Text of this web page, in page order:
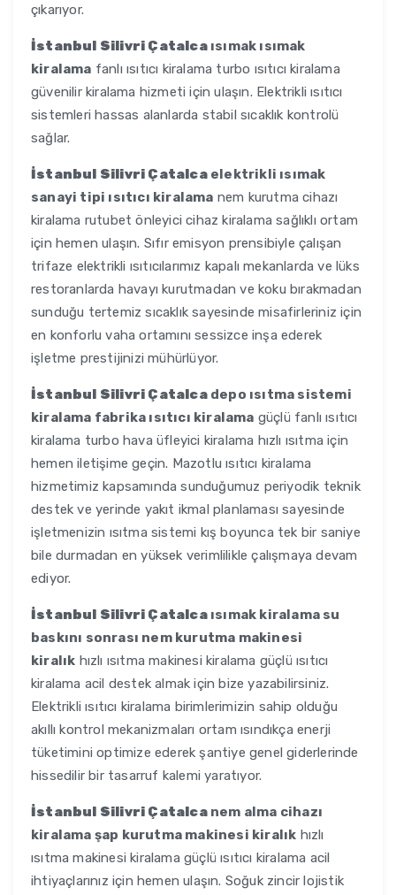
çıkarıyor.
İstanbul Silivri Çatalcaısımak ısımak
kiralama fanlı ısıtıcı kiralama turbo ısıtıcı kiralama
güvenilir kiralama hizmeti için ulaşın. Elektrikli ısıtıcı
sistemleri hassas alanlarda stabil sıcaklık kontrolü
sağlar.
İstanbul Silivri Çatalcaelektrikli ısımak
sanayi tipi ısıtıcı kiralama nem kurutma cihazı
kiralama rutubet önleyici cihaz kiralama sağlıklı ortam
için hemen ulaşın. Sıfır emisyon prensibiyle çalışan
trifaze elektrikli ısıtıcılarımız kapalı mekanlarda ve lüks
restoranlarda havayı kurutmadan ve koku bırakmadan
sunduğu tertemiz sıcaklık sayesinde misafirleriniz için
en konforlu vaha ortamını sessizce inşa ederek
işletme prestijinizi mühürlüyor.
İstanbul Silivri Çatalcadepo ısıtma sistemi
kiralama fabrika ısıtıcı kiralama güçlü fanlı ısıtıcı
kiralama turbo hava üfleyici kiralama hızlı ısıtma için
hemen iletişime geçin. Mazotlu ısıtıcı kiralama
hizmetimiz kapsamında sunduğumuz periyodik teknik
destek ve yerinde yakıt ikmal planlaması sayesinde
işletmenizin ısıtma sistemi kış boyunca tek bir saniye
bile durmadan en yüksek verimlilikle çalışmaya devam
ediyor.
İstanbul Silivri Çatalcaısımak kiralama su
baskını sonrası nem kurutma makinesi
kiralık hızlı ısıtma makinesi kiralama güçlü ısıtıcı
kiralama acil destek almak için bize yazabilirsiniz.
Elektrikli ısıtıcı kiralama birimlerimizin sahip olduğu
akıllı kontrol mekanizmaları ortam ısındıkça enerji
tüketimini optimize ederek şantiye genel giderlerinde
hissedilir bir tasarruf kalemi yaratıyor.
İstanbul Silivri Çatalcanem alma cihazı
kiralama şap kurutma makinesi kiralık hızlı
ısıtma makinesi kiralama güçlü ısıtıcı kiralama acil
ihtiyaçlarınız için hemen ulaşın. Soğuk zincir lojistik